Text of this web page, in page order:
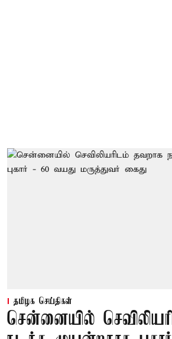
தமிழக செய்திகள்
சென்னையில்